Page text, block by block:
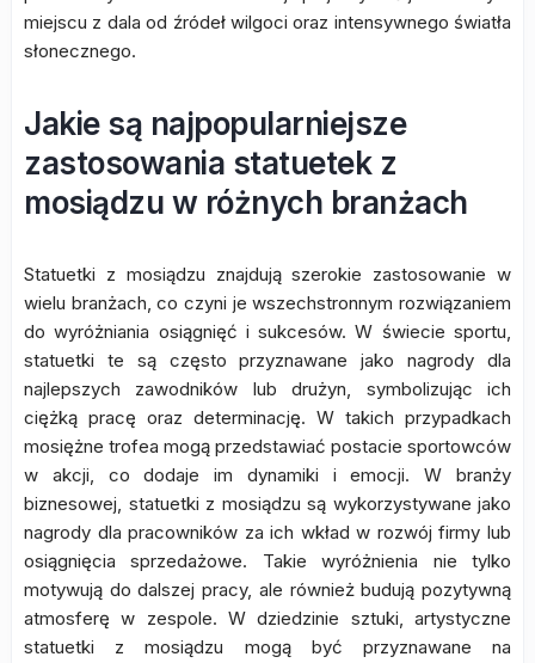
miejscu z dala od źródeł wilgoci oraz intensywnego światła
słonecznego.
Jakie są najpopularniejsze
zastosowania statuetek z
mosiądzu w różnych branżach
Statuetki z mosiądzu znajdują szerokie zastosowanie w
wielu branżach, co czyni je wszechstronnym rozwiązaniem
do wyróżniania osiągnięć i sukcesów. W świecie sportu,
statuetki te są często przyznawane jako nagrody dla
najlepszych zawodników lub drużyn, symbolizując ich
ciężką pracę oraz determinację. W takich przypadkach
mosiężne trofea mogą przedstawiać postacie sportowców
w akcji, co dodaje im dynamiki i emocji. W branży
biznesowej, statuetki z mosiądzu są wykorzystywane jako
nagrody dla pracowników za ich wkład w rozwój firmy lub
osiągnięcia sprzedażowe. Takie wyróżnienia nie tylko
motywują do dalszej pracy, ale również budują pozytywną
atmosferę w zespole. W dziedzinie sztuki, artystyczne
statuetki z mosiądzu mogą być przyznawane na